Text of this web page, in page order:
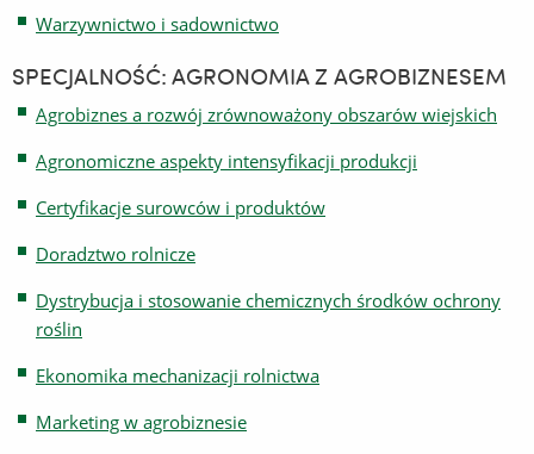
Warzywnictwo i sadownictwo
SPECJALNOŚĆ: AGRONOMIA Z AGROBIZNESEM
Agrobiznes a rozwój zrównoważony obszarów wiejskich
Agronomiczne aspekty intensyfikacji produkcji
Certyfikacje surowców i produktów
Doradztwo rolnicze
Dystrybucja i stosowanie chemicznych środków ochrony
roślin
Ekonomika mechanizacji rolnictwa
Marketing w agrobiznesie